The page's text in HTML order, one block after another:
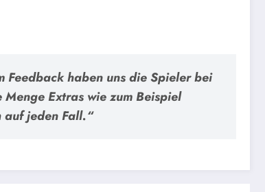
haben uns die Spieler bei
Extras wie zum Beispiel
auf jeden Fall.“